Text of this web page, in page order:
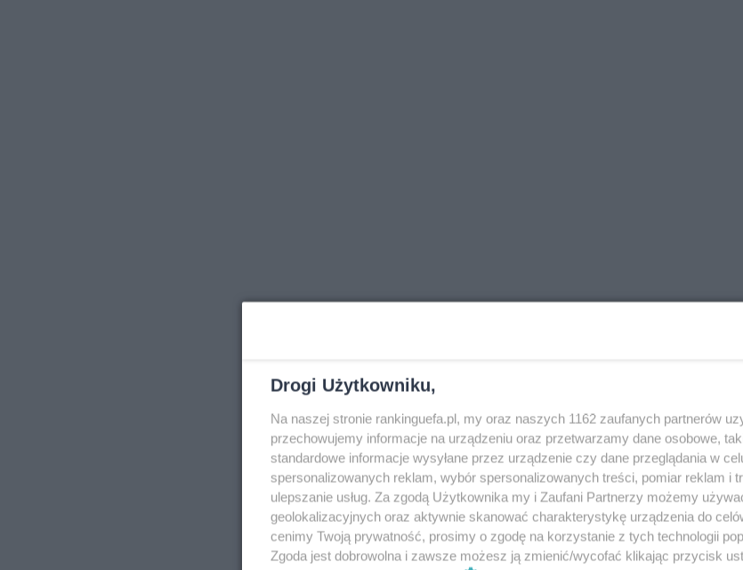
Drogi Użytkowniku,
Na naszej stronie rankinguefa.pl, my oraz naszych 1162 zaufanych partnerów
przechowujemy informacje na urządzeniu oraz przetwarzamy dane osobowe,
standardowe informacje wysyłane przez urządzenie czy dane przeglądania w
spersonalizowanych reklam, wybór spersonalizowanych treści, pomiar reklam i
ulepszanie usług. Za zgodą Użytkownika my i Zaufani Partnerzy możemy
geolokalizacyjnych oraz aktywnie skanować charakterystykę urządzenia do
cenimy Twoją prywatność, prosimy o zgodę na korzystanie z tych technologii
Zgoda jest dobrowolna i zawsze możesz ją zmienić/wycofać klikając przycisk